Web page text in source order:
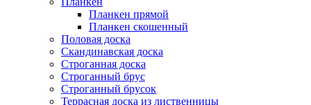
Планкен прямой
Планкен скошенный
Половая доска
Скандинавская доска
Строганная доска
Строганный брус
Строганный брусок
Террасная доска из лиственницы